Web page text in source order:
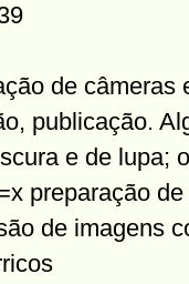
de câmeras
publicação.
e de lupa;
preparação
de imagens